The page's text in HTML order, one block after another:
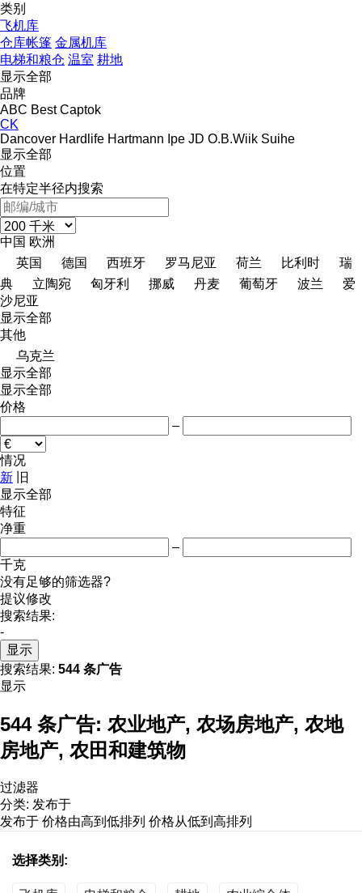
类别
飞机库
仓库帐篷 金属机库
电梯和粮仓 温室 耕地
显示全部
品牌
ABC Best Captok
CK
Dancover Hardlife Hartmann Ipe JD O.B.Wiik Suihe
显示全部
位置
在特定半径内搜索
中国 欧洲
英国
德国 西班牙 罗马尼亚 荷兰 比利时
瑞
典
立陶宛 匈牙利 挪威 丹麦 葡萄牙 波兰
爱
沙尼亚
显示全部
其他
乌克兰
显示全部
显示全部
价格
–
情况
新
旧
显示全部
特征
净重
–
千克
没有足够的筛选器?
提议修改
搜索结果:
-
显示
搜索结果: 544 条广告
显示
544 条广告: 农业地产, 农场房地产, 农地
房地产, 农田和建筑物
过滤器
分类: 发布于
发布于 价格由高到低排列 价格从低到高排列
选择类别: